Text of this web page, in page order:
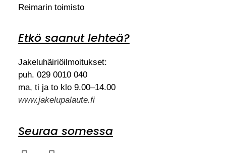
Reimarin toimisto
Etkö saanut lehteä?
Jakeluhäiriöilmoitukset:
puh. 029 0010 040
ma, ti ja to klo 9.00–14.00
www.jakelupalaute.fi
Seuraa somessa